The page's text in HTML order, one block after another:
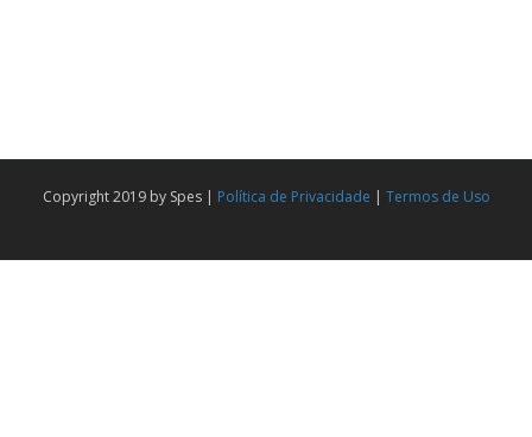
Copyright 2019 by Spes | Política de Privacidade | Termos de Uso